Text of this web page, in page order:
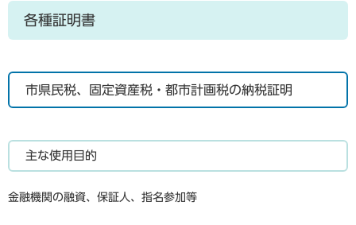
各種証明書
市県民税、固定資産税・都市計画税の納税証明
主な使用目的
金融機関の融資、保証人、指名参加等